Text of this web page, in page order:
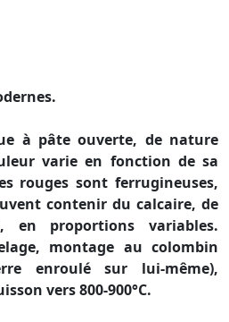
à pâte ouverte, de nature
varie en fonction de sa
rouges sont ferrugineuses,
contenir du calcaire, de
proportions variables.
montage au colombin
enroulé sur lui-même),
vers 800-900°C.